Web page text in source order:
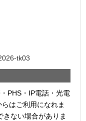
tk03
PHS・IP電話・光電
はご利用になれま
ない場合がありま